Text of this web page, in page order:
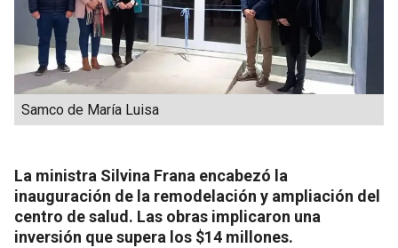
Samco de María Luisa
La ministra Silvina Frana encabezó la
inauguración de la remodelación y ampliación del
centro de salud. Las obras implicaron una
inversión que supera los $14 millones.